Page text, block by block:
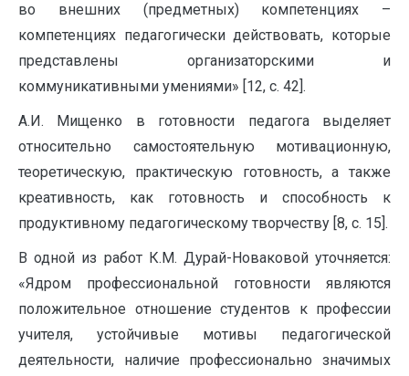
во внешних (предметных) компетенциях –
компетенциях педагогически действовать, которые
представлены организаторскими и
коммуникативными умениями» [12, с. 42].
А.И. Мищенко в готовности педагога выделяет
относительно самостоятельную мотивационную,
теоретическую, практическую готовность, а также
креативность, как готовность и способность к
продуктивному педагогическому творчеству [8, с. 15].
В одной из работ К.М. Дурай-Новаковой уточняется:
«Ядром профессиональной готовности являются
положительное отношение студентов к профессии
учителя, устойчивые мотивы педагогической
деятельности, наличие профессионально значимых